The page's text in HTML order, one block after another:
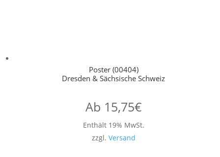
Poster (00404)
Dresden & Sächsische Schweiz
Ab 15,75€
Enthält 19% MwSt.
zzgl. Versand